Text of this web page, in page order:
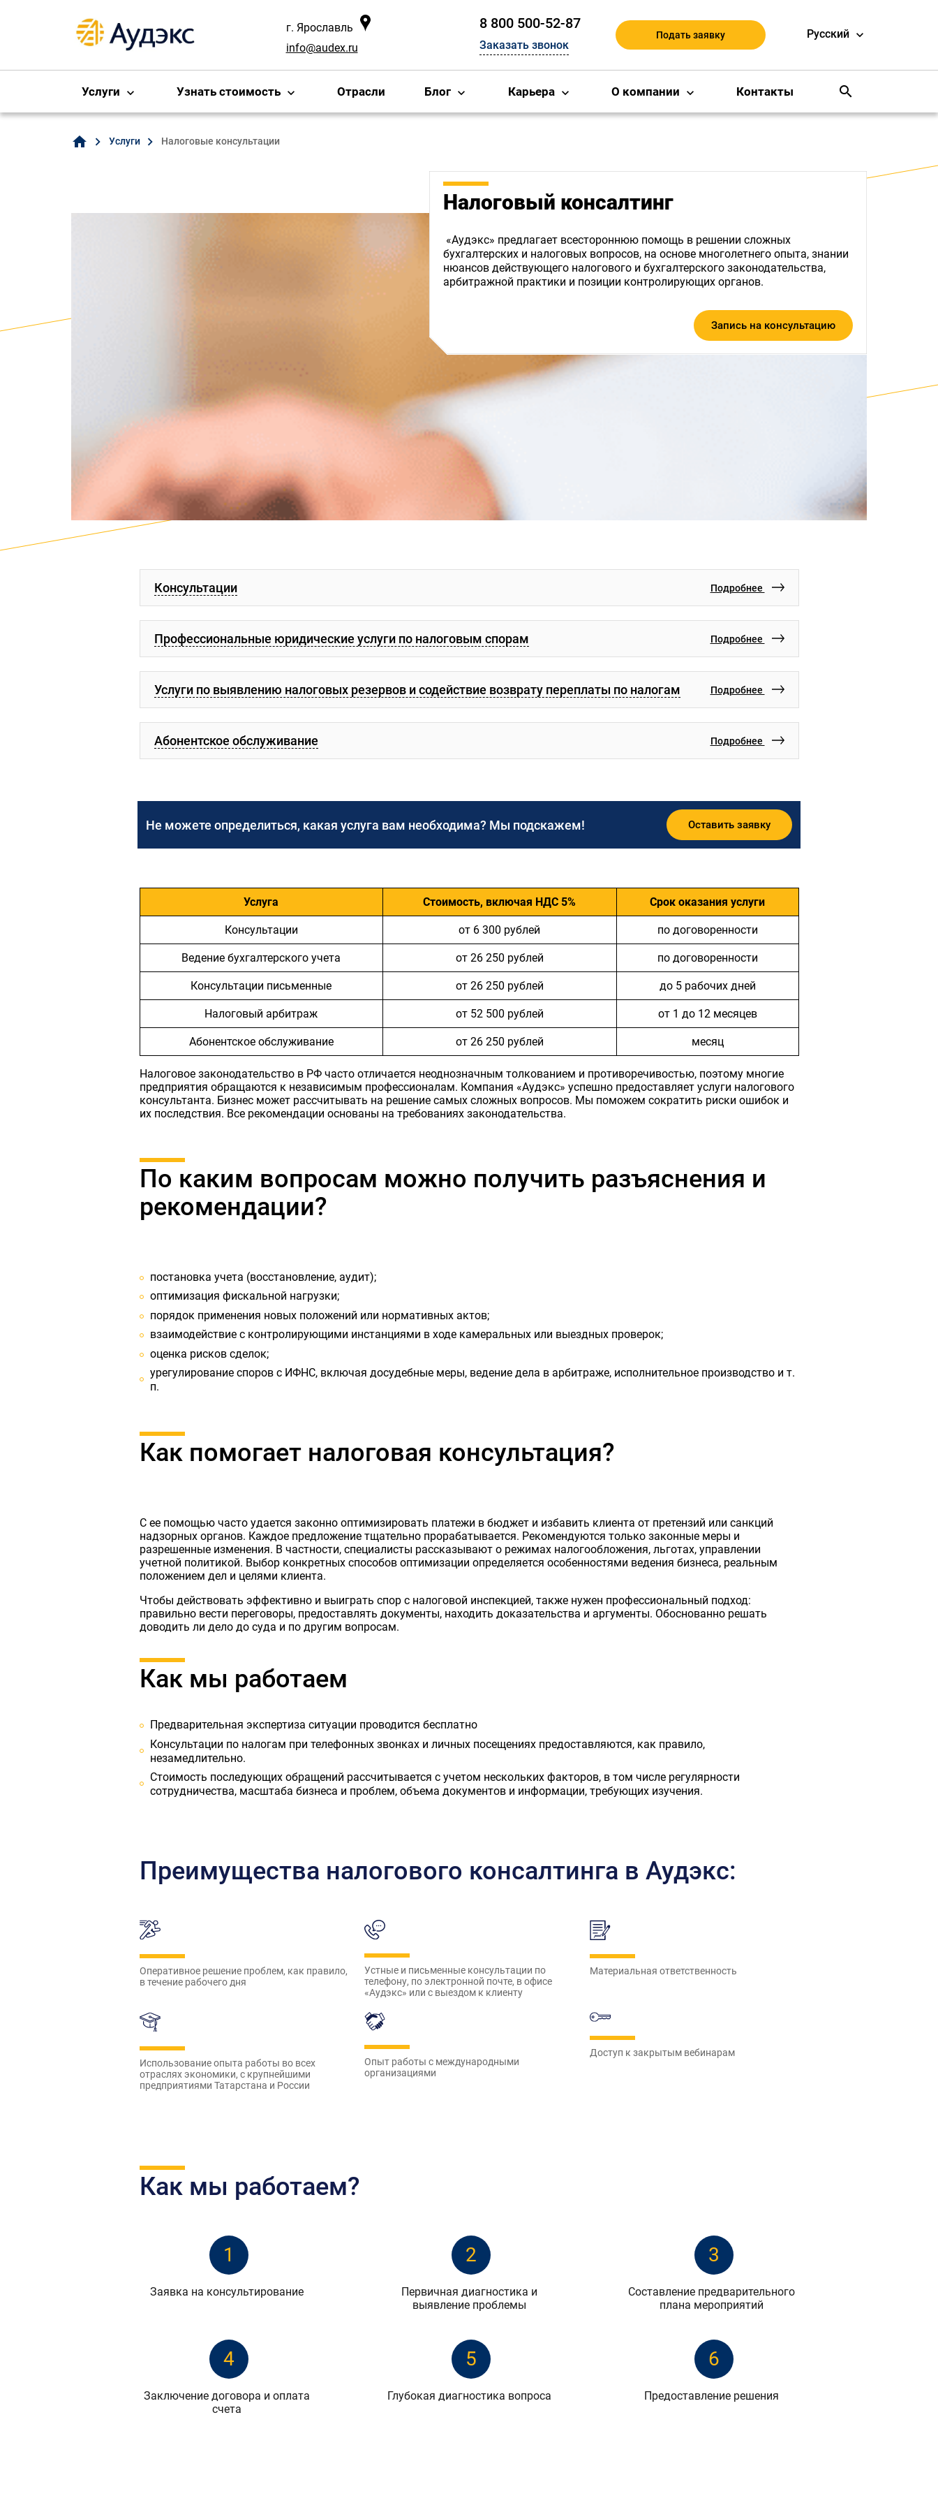
г. Ярославль
info@audex.ru
8 800 500-52-87
Заказать звонок
Подать заявку Русский
Услуги Узнать стоимость Отрасли Блог Карьера О компании Контакты search
home Услуги Налоговые консультации
Налоговый консалтинг
«Аудэкс» предлагает всестороннюю помощь в решении сложных
бухгалтерских и налоговых вопросов, на основе многолетнего опыта, знании
нюансов действующего налогового и бухгалтерского законодательства,
арбитражной практики и позиции контролирующих органов.
Запись на консультацию
Консультации Подробнее
Профессиональные юридические услуги по налоговым спорам Подробнее
Услуги по выявлению налоговых резервов и содействие возврату переплаты по налогам Подробнее
Абонентское обслуживание Подробнее
Не можете определиться, какая услуга вам необходима? Мы подскажем! Оставить заявку
Услуга Стоимость, включая НДС 5% Срок оказания услуги
Консультации от 6 300 рублей по договоренности
Ведение бухгалтерского учета от 26 250 рублей по договоренности
Консультации письменные от 26 250 рублей до 5 рабочих дней
Налоговый арбитраж от 52 500 рублей от 1 до 12 месяцев
Абонентское обслуживание от 26 250 рублей месяц
Налоговое законодательство в РФ часто отличается неоднозначным толкованием и противоречивостью, поэтому многие
предприятия обращаются к независимым профессионалам. Компания «Аудэкс» успешно предоставляет услуги налогового
консультанта. Бизнес может рассчитывать на решение самых сложных вопросов. Мы поможем сократить риски ошибок и
их последствия. Все рекомендации основаны на требованиях законодательства.
По каким вопросам можно получить разъяснения и
рекомендации?
постановка учета (восстановление, аудит);
оптимизация фискальной нагрузки;
порядок применения новых положений или нормативных актов;
взаимодействие с контролирующими инстанциями в ходе камеральных или выездных проверок;
оценка рисков сделок;
урегулирование споров с ИФНС, включая досудебные меры, ведение дела в арбитраже, исполнительное производство и т.
п.
Как помогает налоговая консультация?
С ее помощью часто удается законно оптимизировать платежи в бюджет и избавить клиента от претензий или санкций
надзорных органов. Каждое предложение тщательно прорабатывается. Рекомендуются только законные меры и
разрешенные изменения. В частности, специалисты рассказывают о режимах налогообложения, льготах, управлении
учетной политикой. Выбор конкретных способов оптимизации определяется особенностями ведения бизнеса, реальным
положением дел и целями клиента.
Чтобы действовать эффективно и выиграть спор с налоговой инспекцией, также нужен профессиональный подход:
правильно вести переговоры, предоставлять документы, находить доказательства и аргументы. Обоснованно решать
доводить ли дело до суда и по другим вопросам.
Как мы работаем
Предварительная экспертиза ситуации проводится бесплатно
Консультации по налогам при телефонных звонках и личных посещениях предоставляются, как правило,
незамедлительно.
Стоимость последующих обращений рассчитывается с учетом нескольких факторов, в том числе регулярности
сотрудничества, масштаба бизнеса и проблем, объема документов и информации, требующих изучения.
Преимущества налогового консалтинга в Аудэкс:
Оперативное решение проблем, как правило,
в течение рабочего дня
Устные и письменные консультации по
телефону, по электронной почте, в офисе
«Аудэкс» или с выездом к клиенту
Материальная ответственность
Использование опыта работы во всех
отраслях экономики, с крупнейшими
предприятиями Татарстана и России
Опыт работы с международными
организациями
Доступ к закрытым вебинарам
Как мы работаем?
1
Заявка на консультирование
2
Первичная диагностика и
выявление проблемы
3
Составление предварительного
плана мероприятий
4
Заключение договора и оплата
счета
5
Глубокая диагностика вопроса
6
Предоставление решения